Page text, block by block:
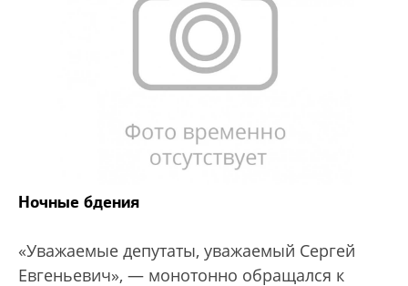
Ночные бдения
«Уважаемые депутаты, уважаемый Сергей
Евгеньевич», — монотонно обращался к